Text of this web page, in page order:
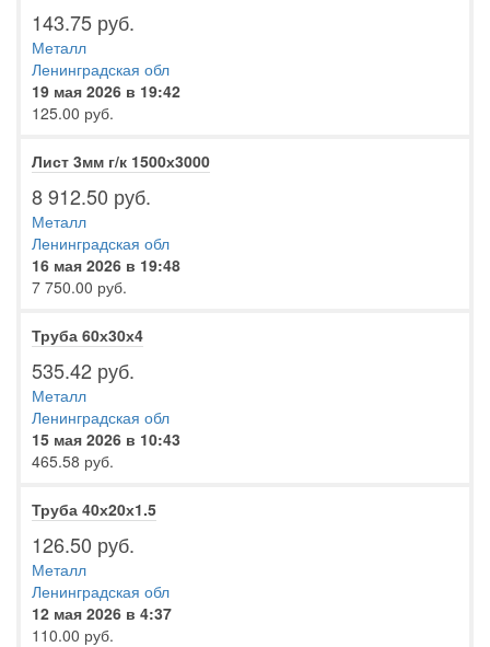
143.75 руб.
Металл
Ленинградская обл
19 мая 2026 в 19:42
125.00 руб.
Лист 3мм г/к 1500х3000
8 912.50 руб.
Металл
Ленинградская обл
16 мая 2026 в 19:48
7 750.00 руб.
Труба 60х30х4
535.42 руб.
Металл
Ленинградская обл
15 мая 2026 в 10:43
465.58 руб.
Труба 40х20х1.5
126.50 руб.
Металл
Ленинградская обл
12 мая 2026 в 4:37
110.00 руб.